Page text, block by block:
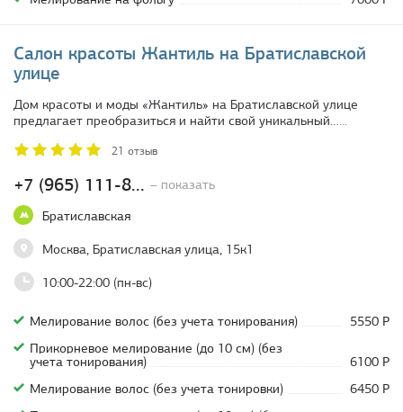
Салон красоты Жантиль на Братиславской
улице
+7 (965) 111-8... – показать
Братиславская
Москва, Братиславская улица, 15к1
10:00-22:00 (пн-вс)
Дом красоты и моды «Жантиль» на Братиславской улице
предлагает преобразиться и найти свой уникальный…...
21 отзыв
Мелирование волос (без учета тонирования)
5550 Р
Прикорневое мелирование (до 10 см) (без
учета тонирования)
6100 Р
Мелирование волос (без учета тонировки)
6450 Р